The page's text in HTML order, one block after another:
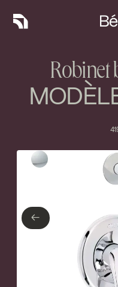
Robinet
Type de finition
←